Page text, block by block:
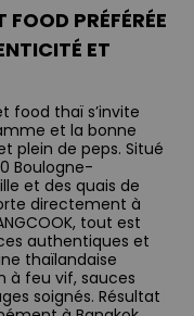
PRÉFÉRÉE
ET
food thaï s’invite
et la bonne
plein de peps. Situé
Boulogne-
et des quais de
directement à
tout est
authentiques et
thaïlandaise
à feu vif, sauces
soignés. Résultat